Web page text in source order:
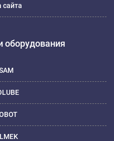
сайта
оборудования